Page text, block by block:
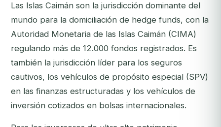
Las Islas Caimán son la jurisdicción dominante del
mundo para la domiciliación de hedge funds, con la
Autoridad Monetaria de las Islas Caimán (CIMA)
regulando más de 12.000 fondos registrados. Es
también la jurisdicción líder para los seguros
cautivos, los vehículos de propósito especial (SPV)
en las finanzas estructuradas y los vehículos de
inversión cotizados en bolsas internacionales.